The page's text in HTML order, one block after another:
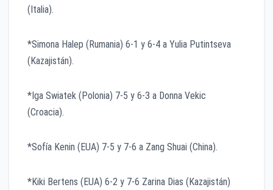
(Italia).
*Simona Halep (Rumania) 6-1 y 6-4 a Yulia Putintseva
(Kazajistán).
*Iga Swiatek (Polonia) 7-5 y 6-3 a Donna Vekic
(Croacia).
*Sofía Kenin (EUA) 7-5 y 7-6 a Zang Shuai (China).
*Kiki Bertens (EUA) 6-2 y 7-6 Zarina Dias (Kazajistán)